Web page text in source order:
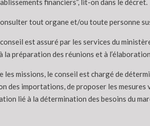
financiers”, lit-on dans le décret.
tout organe et/ou toute personne
est assuré par les services du
la préparation des réunions et à
les missions, le conseil est chargé de
des importations, de proposer les
lié à la détermination des besoins du